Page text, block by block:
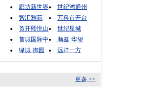
廊坊新世界
世纪鸿通州
智汇雅苑
万科首开台
首开熙悦山
世纪星城
首城国际中
顺鑫·华玺
绿城·御园
远洋一方
更多 >>